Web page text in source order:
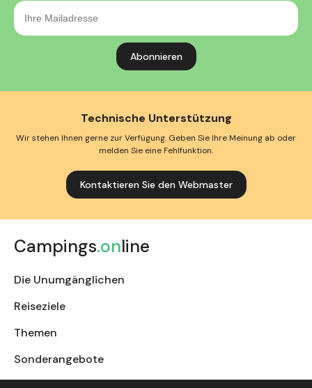
Ihre
Mailadresse
Technische Unterstützung
Wir stehen Ihnen gerne zur Verfügung. Geben Sie Ihre Meinung ab oder
melden Sie eine Fehlfunktion.
Kontaktieren Sie den Webmaster
Campings.online
Die Unumgänglichen
Reiseziele
Themen
Sonderangebote